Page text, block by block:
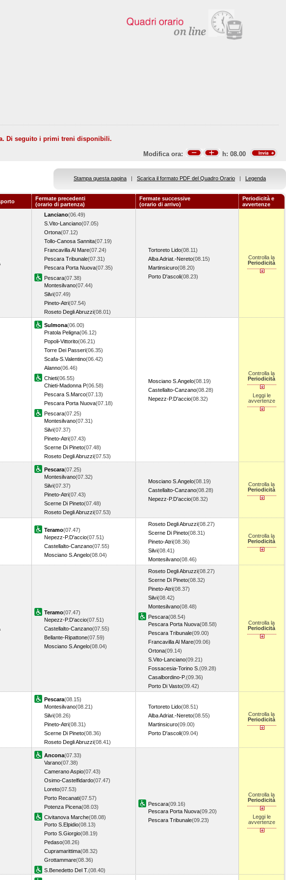
Di seguito i primi treni disponibili.
Modifica ora: h: 08.00
Stampa questa pagina | Scarica il formato PDF del Quadro Orario | Legenda
Fermate precedenti
(orario di partenza)
Fermate successive
(orario di arrivo)
Periodicità e
avvertenze
Lanciano(06.49)
S.Vito-Lanciano(07.05)
Ortona(07.12)
Tollo-Canosa Sannita(07.19)
Francavilla Al Mare(07.24)
Pescara Tribunale(07.31)
Pescara Porta Nuova(07.35)
Pescara(07.38)
Montesilvano(07.44)
Silvi(07.49)
Pineto-Atri(07.54)
Roseto Degli Abruzzi(08.01)
Tortoreto Lido(08.11)
Alba Adriat.-Nereto(08.15)
Martinsicuro(08.20)
Porto D'ascoli(08.23)
Controlla la
Periodicità
Sulmona(06.00)
Pratola Peligna(06.12)
Popoli-Vittorito(06.21)
Torre Dei Passeri(06.35)
Scafa-S.Valentino(06.42)
Alanno(06.46)
Chieti(06.55)
Chieti-Madonna P(06.58)
Pescara S.Marco(07.13)
Pescara Porta Nuova(07.18)
Pescara(07.25)
Montesilvano(07.31)
Silvi(07.37)
Pineto-Atri(07.43)
Scerne Di Pineto(07.48)
Roseto Degli Abruzzi(07.53)
Mosciano S.Angelo(08.19)
Castellalto-Canzano(08.28)
Nepezz-P.D'accio(08.32)
Controlla la
Periodicità
Leggi le
avvertenze
Pescara(07.25)
Montesilvano(07.32)
Silvi(07.37)
Pineto-Atri(07.43)
Scerne Di Pineto(07.48)
Roseto Degli Abruzzi(07.53)
Mosciano S.Angelo(08.19)
Castellalto-Canzano(08.28)
Nepezz-P.D'accio(08.32)
Controlla la
Periodicità
Teramo(07.47)
Nepezz-P.D'accio(07.51)
Castellalto-Canzano(07.55)
Mosciano S.Angelo(08.04)
Roseto Degli Abruzzi(08.27)
Scerne Di Pineto(08.31)
Pineto-Atri(08.36)
Silvi(08.41)
Montesilvano(08.46)
Controlla la
Periodicità
Teramo(07.47)
Nepezz-P.D'accio(07.51)
Castellalto-Canzano(07.55)
Bellante-Ripattone(07.59)
Mosciano S.Angelo(08.04)
Roseto Degli Abruzzi(08.27)
Scerne Di Pineto(08.32)
Pineto-Atri(08.37)
Silvi(08.42)
Montesilvano(08.48)
Pescara(08.54)
Pescara Porta Nuova(08.58)
Pescara Tribunale(09.00)
Francavilla Al Mare(09.06)
Ortona(09.14)
S.Vito-Lanciano(09.21)
Fossacesia-Torino S. (09.28)
Casalbordino-P.(09.36)
Porto Di Vasto(09.42)
Controlla la
Periodicità
Pescara(08.15)
Montesilvano(08.21)
Silvi(08.26)
Pineto-Atri(08.31)
Scerne Di Pineto(08.36)
Roseto Degli Abruzzi(08.41)
Tortoreto Lido(08.51)
Alba Adriat.-Nereto(08.55)
Martinsicuro(09.00)
Porto D'ascoli(09.04)
Controlla la
Periodicità
Ancona(07.33)
Varano(07.38)
Camerano Aspio(07.43)
Osimo-Castelfidardo(07.47)
Loreto(07.53)
Porto Recanati(07.57)
Potenza Picena(08.03)
Civitanova Marche(08.08)
Porto S.Elpidio(08.13)
Porto S.Giorgio(08.19)
Pedaso(08.26)
Cupramarittima(08.32)
Grottammare(08.36)
S.Benedetto Del T.(08.40)
Pescara(09.16)
Pescara Porta Nuova(09.20)
Pescara Tribunale(09.23)
Controlla la
Periodicità
Leggi le
avvertenze